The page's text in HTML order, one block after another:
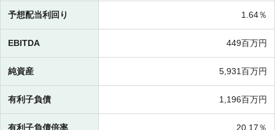
予想配当利回り 1.64％
EBITDA 449百万円
純資産 5,931百万円
有利子負債 1,196百万円
有利子負債倍率 20.17％